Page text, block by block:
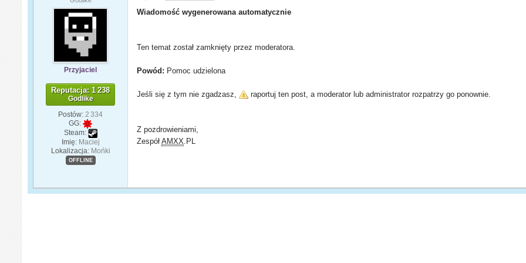
Przyjaciel
Reputacja: 1 238
Godlike
Postów: 2 334
GG:
Steam:
Imię: Maciej
Lokalizacja: Mońki
OFFLINE
Wiadomość wygenerowana automatycznie
Ten temat został zamknięty przez moderatora.
Powód: Pomoc udzielona
Jeśli się z tym nie zgadzasz, raportuj ten post, a moderator lub administrator rozpatrzy go ponownie.
Z pozdrowieniami,
ZespółAMXX .PL